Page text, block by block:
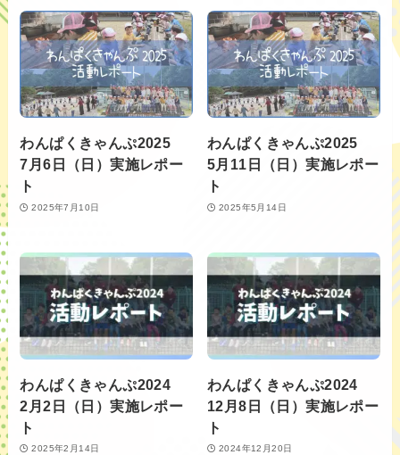
わんぱくきゃんぷ2025
7月6日（日）実施レポー
ト
2025年7月10日
わんぱくきゃんぷ2025
5月11日（日）実施レポー
ト
2025年5月14日
わんぱくきゃんぷ2024
2月2日（日）実施レポー
ト
2025年2月14日
わんぱくきゃんぷ2024
12月8日（日）実施レポー
ト
2024年12月20日